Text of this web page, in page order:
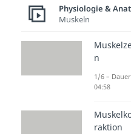
Das
Physiologie &
Muskeln
n
1/6 –
04:58
raktion